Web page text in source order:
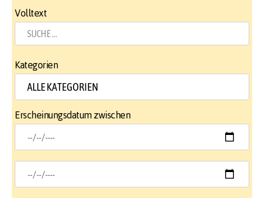
Volltext
Kategorien
Erscheinungsdatum zwischen